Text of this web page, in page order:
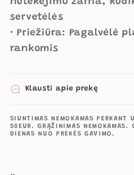
servetėlės
• Priežiūra: Pagalvėlė
rankomis
Klausti apie prekę
SIUNTIMAS NEMOKAMAS PERKANT
50EUR. GRĄŽINIMAS NEMOKAMAS.
DIENAS NUO PREKĖS GAVIMO.